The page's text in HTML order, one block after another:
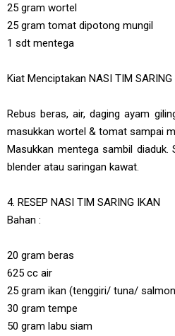
25 gram wortel
25 gram tomat dipotong mungil
1 sdt mentega
Kiat Menciptakan NASI TIM SARING
Rebus beras, air, daging ayam
masukkan wortel & tomat sampai
Masukkan mentega sambil diaduk.
blender atau saringan kawat.
4. RESEP NASI TIM SARING IKAN
Bahan :
20 gram beras
625 cc air
25 gram ikan (tenggiri/ tuna/
30 gram tempe
50 gram labu siam